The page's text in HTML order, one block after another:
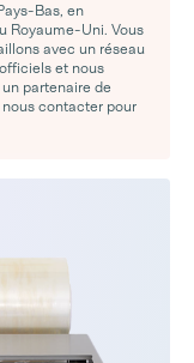
Bas, en
Royaume-Uni. Vous
avec un réseau
et nous
partenaire de
contacter pour